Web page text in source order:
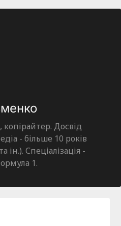
Досвід
- більше 10 років
ін.). Спеціалізація -
1.